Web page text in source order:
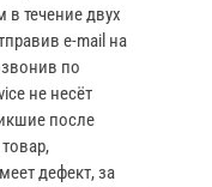
в течение двух
e‑mail на
по
не несёт
после
дефект, за